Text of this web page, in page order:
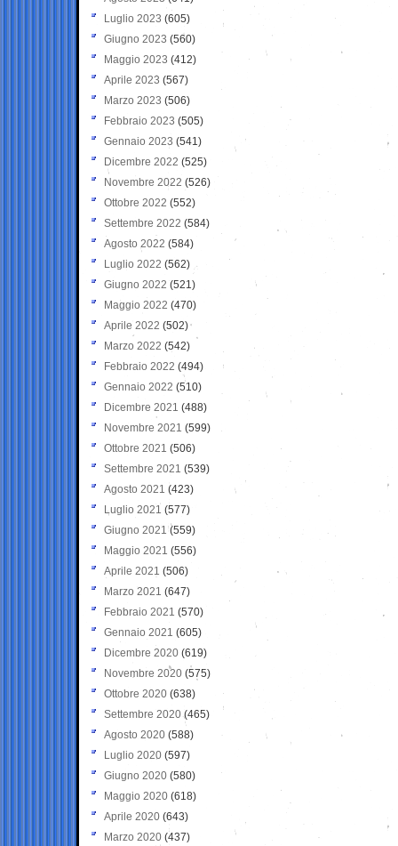
Luglio 2023 (605)
Giugno 2023 (560)
Maggio 2023 (412)
Aprile 2023 (567)
Marzo 2023 (506)
Febbraio 2023 (505)
Gennaio 2023 (541)
Dicembre 2022 (525)
Novembre 2022 (526)
Ottobre 2022 (552)
Settembre 2022 (584)
Agosto 2022 (584)
Luglio 2022 (562)
Giugno 2022 (521)
Maggio 2022 (470)
Aprile 2022 (502)
Marzo 2022 (542)
Febbraio 2022 (494)
Gennaio 2022 (510)
Dicembre 2021 (488)
Novembre 2021 (599)
Ottobre 2021 (506)
Settembre 2021 (539)
Agosto 2021 (423)
Luglio 2021 (577)
Giugno 2021(559)
Maggio 2021 (556)
Aprile 2021 (506)
Marzo 2021 (647)
Febbraio 2021 (570)
Gennaio 2021 (605)
Dicembre 2020 (619)
Novembre 2020 (575)
Ottobre 2020 (638)
Settembre 2020(465)
Agosto 2020 (588)
Luglio 2020 (597)
Giugno 2020 (580)
Maggio 2020 (618)
Aprile 2020 (643)
Marzo 2020 (437)